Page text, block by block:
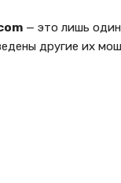
— это лишь
другие их